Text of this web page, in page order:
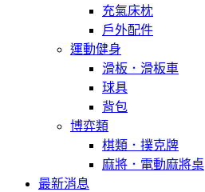
充氣床枕
戶外配件
運動健身
滑板．滑板車
球具
背包
博弈類
棋類．撲克牌
麻將．電動麻將桌
最新消息